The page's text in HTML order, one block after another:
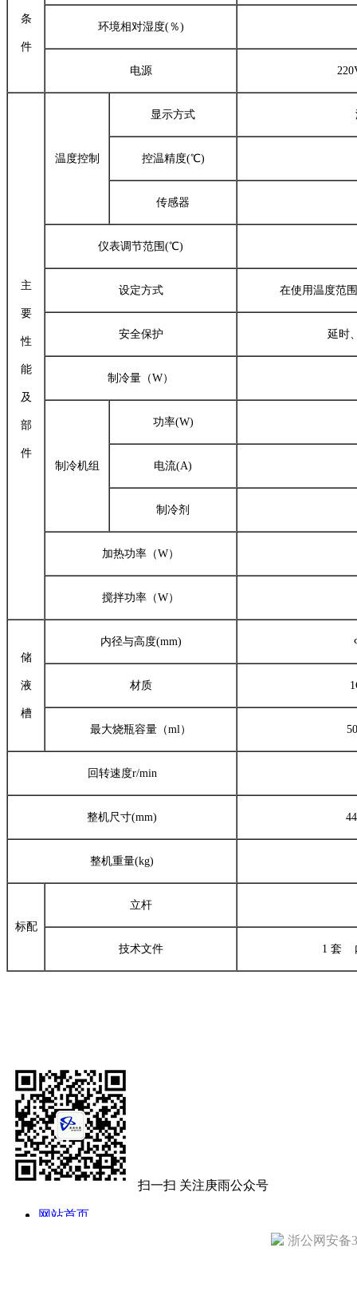
条
件
环境相对湿度(％)
电源
主
要
性
能
及
部
件
温度控制
显示方式
控温精度(℃)
传感器
仪表调节范围(℃)
设定方式 在使用温度范
安全保护 延时
制冷量（W）
制冷机组
功率(W)
电流(A)
制冷剂
加热功率（W）
搅拌功率（W）
储
液
槽
内径与高度(mm)
材质
最大烧瓶容量（ml）
回转速度r/min
整机尺寸(mm)
整机重量(kg)
标配
立杆
技术文件 1 套
扫一扫 关注庚雨公众号
网站首页
浙公网安备